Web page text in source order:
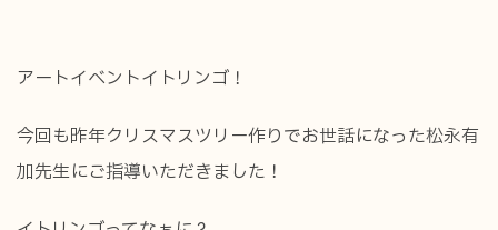
アートイベントイトリンゴ！
今回も昨年クリスマスツリー作りでお世話になった松永有
加先生にご指導いただきました！